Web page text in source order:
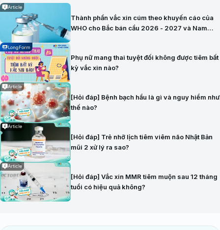
Article
Thành phần vắc xin cúm theo khuyến cáo của
WHO cho Bắc bán cầu 2026 - 2027 và Nam
LongForm
Phụ nữ mang thai tuyệt đối không được tiêm bất
kỳ vắc xin nào?
Article
[Hỏi đáp] Bệnh bạch hầu là gì và nguy hiểm như
thế nào?
Article
[Hỏi đáp] Trẻ nhỡ lịch tiêm viêm não Nhật Bản
mũi 2 xử lý ra sao?
Article
[Hỏi đáp] Vắc xin MMR tiêm muộn sau 12 tháng
tuổi có hiệu quả không?